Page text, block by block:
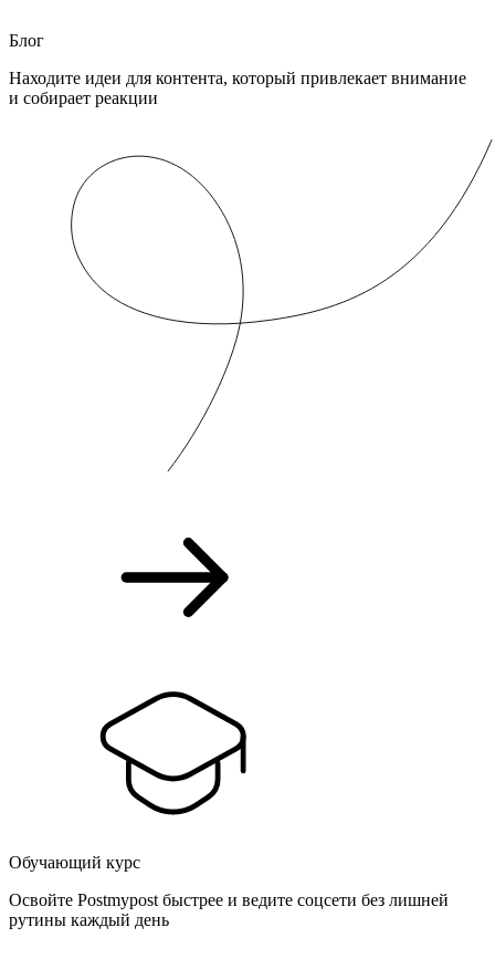
Блог
Находите идеи для контента, который привлекает внимание
и собирает реакции
Обучающий курс
Освойте Postmypost быстрее и ведите соцсети без лишней
рутины каждый день